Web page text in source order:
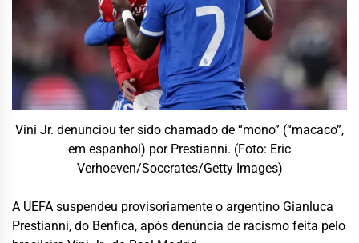
Vini Jr. denunciou ter sido chamado de “mono” (“macaco”,
em espanhol) por Prestianni. (Foto: Eric
Verhoeven/Soccrates/Getty Images)
A UEFA suspendeu provisoriamente o argentino Gianluca
Prestianni, do Benfica, após denúncia de racismo feita pelo